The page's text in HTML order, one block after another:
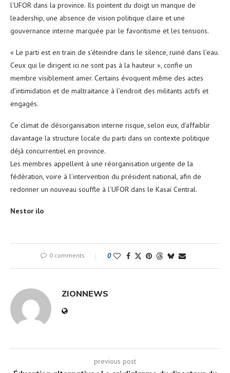
l’UFOR dans la province. Ils pointent du doigt un manque de
leadership, une absence de vision politique claire et une
gouvernance interne marquée par le favoritisme et les tensions.
« Le parti est en train de s’éteindre dans le silence, ruiné dans l’eau.
Ceux qui le dirigent ici ne sont pas à la hauteur », confie un
membre visiblement amer. Certains évoquent même des actes
d’intimidation et de maltraitance à l’endroit des militants actifs et
engagés.
Ce climat de désorganisation interne risque, selon eux, d’affaiblir
davantage la structure locale du parti dans un contexte politique
déjà concurrentiel en province.
Les membres appellent à une réorganisation urgente de la
fédération, voire à l’intervention du président national, afin de
redonner un nouveau souffle à l’UFOR dans le Kasaï Central.
Nestor ilo
0 comments 0
ZIONNEWS
previous post